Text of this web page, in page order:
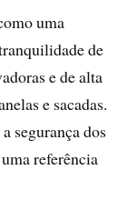
uma
de
e de alta
e sacadas.
segurança dos
referência